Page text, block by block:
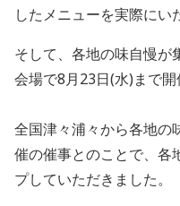
したメニューを実際にい
そして、各地の味自慢が
会場で8月23日(水)まで開
全国津々浦々から各地の
催の催事とのことで、各
プしていただきました。